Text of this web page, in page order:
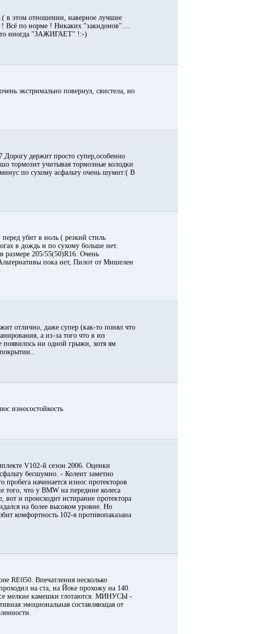
в этом отношении, наверное лучшие
Всё по норме ! Никаких "закидонов"....
иногда "ЗАЖИГАЕТ" !:-)
экстримально повернул, свистела, но
держит просто супер,особенно
тормозит учитывая тормозные колодки
по сухому асфальту очень шумит:( В
убит в ноль ( резкий стиль
в дождь и по сухому больше нет.
205/55(50)R16. Очень
пока нет, Пилот от Мишелен
отлично, даже супер (как-то понял что
а из-за того что в юз
появилось ни одной грыжи, хотя ям
износостойкость
V102-й сезон 2006. Оценки
бесшумно. - Колеит заметно
начинается износ протекторов
того, что у BMW на передние колеса
вот и происходит истирание протектора
на более высоком уровне. Но
комфортность 102-я противопаказана
RE050. Впечатления несколько
на ста, на Йоке прохожу на 140.
мелкие камешки глотаются. МИНУСЫ -
эмоциональная составляющая от